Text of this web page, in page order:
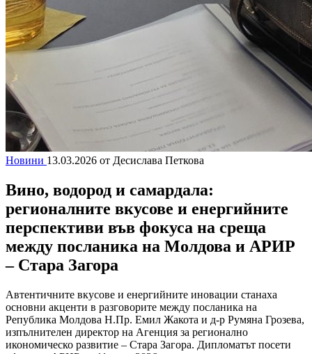
Новини 13.03.2026 от Десислава Петкова
Вино, водород и самардала:
регионалните вкусове и енергийните
перспективи във фокуса на среща
между посланика на Молдова и АРИР
– Стара Загора
Автентичните вкусове и енергийните иновации станаха
основни акценти в разговорите между посланика на
Република Молдова Н.Пр. Емил Жакота и д-р Румяна Грозева,
изпълнителен директор на Агенция за регионално
икономическо развитие – Стара Загора. Дипломатът посети